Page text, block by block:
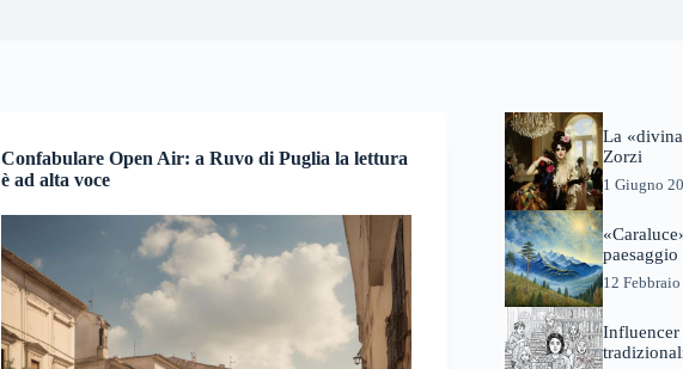
Confabulare Open Air: a Ruvo di Puglia la lettura
è ad alta voce
La
Zorzi
1 Giugno
12